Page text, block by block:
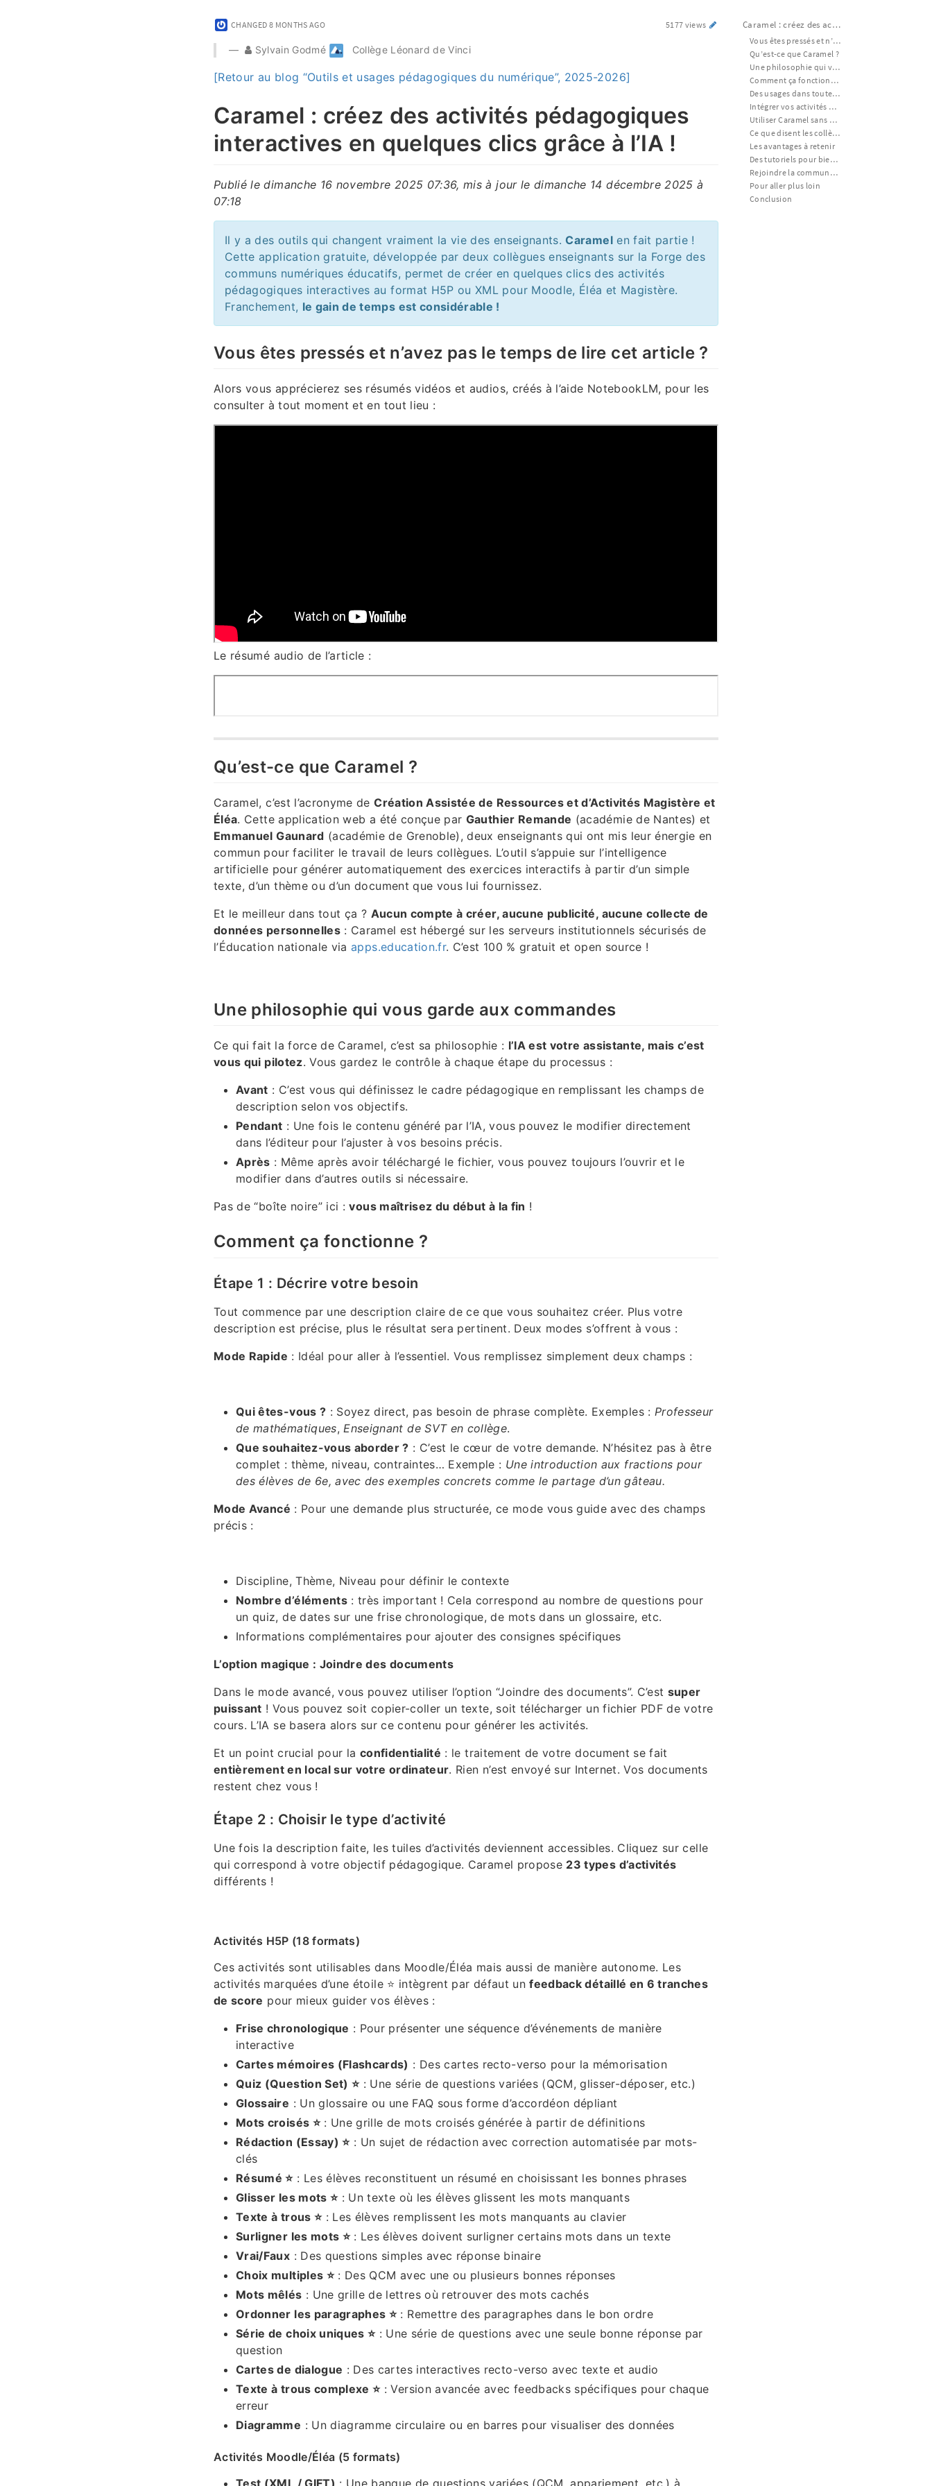
CHANGED 8 MONTHS AGO 5177 views
Sylvain Godmé Collège Léonard de Vinci
[Retour au blog “Outils et usages pédagogiques du numérique”, 2025-2026]
Caramel : créez des activités pédagogiques
interactives en quelques clics grâce à l’IA !
Publié le dimanche 16 novembre 2025 07:36, mis à jour le dimanche 14 décembre 2025 à
07:18
Il y a des outils qui changent vraiment la vie des enseignants.Caramelen fait partie !
Cette application gratuite, développée par deux collègues enseignants sur la Forge des
communs numériques éducatifs, permet de créer en quelques clics des activités
pédagogiques interactives au format H5P ou XML pour Moodle, Éléa et Magistère.
Franchement, le gain de temps est considérable !
Vous êtes pressés et n’avez pas le temps de lire cet article ?
Alors vous apprécierez ses résumés vidéos et audios, créés à l’aide NotebookLM, pour les
consulter à tout moment et en tout lieu :
Le résumé audio de l’article :
Qu’est-ce que Caramel ?
Caramel, c’est l’acronyme deCréation Assistée de Ressources et d’Activités Magistère et
Éléa. Cette application web a été conçue par Gauthier Remande (académie de Nantes) et
Emmanuel Gaunard (académie de Grenoble), deux enseignants qui ont mis leur énergie en
commun pour faciliter le travail de leurs collègues. L’outil s’appuie sur l’intelligence
artificielle pour générer automatiquement des exercices interactifs à partir d’un simple
texte, d’un thème ou d’un document que vous lui fournissez.
Et le meilleur dans tout ça ? Aucun compte à créer, aucune publicité, aucune collecte de
données personnelles : Caramel est hébergé sur les serveurs institutionnels sécurisés de
l’Éducation nationale viaapps.education.fr. C’est 100 % gratuit et open source !
Une philosophie qui vous garde aux commandes
Ce qui fait la force de Caramel, c’est sa philosophie : l’IA est votre assistante, mais c’est
vous qui pilotez. Vous gardez le contrôle à chaque étape du processus :
Avant : C’est vous qui définissez le cadre pédagogique en remplissant les champs de
description selon vos objectifs.
Pendant : Une fois le contenu généré par l’IA, vous pouvez le modifier directement
dans l’éditeur pour l’ajuster à vos besoins précis.
Après : Même après avoir téléchargé le fichier, vous pouvez toujours l’ouvrir et le
modifier dans d’autres outils si nécessaire.
Pas de “boîte noire” ici :vous maîtrisez du début à la fin !
Comment ça fonctionne ?
Étape 1 : Décrire votre besoin
Tout commence par une description claire de ce que vous souhaitez créer. Plus votre
description est précise, plus le résultat sera pertinent. Deux modes s’offrent à vous :
Mode Rapide : Idéal pour aller à l’essentiel. Vous remplissez simplement deux champs :
Qui êtes-vous ? : Soyez direct, pas besoin de phrase complète. Exemples : Professeur
de mathématiques, Enseignant de SVT en collège.
Que souhaitez-vous aborder ? : C’est le cœur de votre demande. N’hésitez pas à être
complet : thème, niveau, contraintes… Exemple : Une introduction aux fractions pour
des élèves de 6e, avec des exemples concrets comme le partage d’un gâteau.
Mode Avancé : Pour une demande plus structurée, ce mode vous guide avec des champs
précis :
Discipline, Thème, Niveau pour définir le contexte
Nombre d’éléments: très important ! Cela correspond au nombre de questions pour
un quiz, de dates sur une frise chronologique, de mots dans un glossaire, etc.
Informations complémentaires pour ajouter des consignes spécifiques
L’option magique : Joindre des documents
Dans le mode avancé, vous pouvez utiliser l’option “Joindre des documents”. C’est super
puissant ! Vous pouvez soit copier-coller un texte, soit télécharger un fichier PDF de votre
cours. L’IA se basera alors sur ce contenu pour générer les activités.
Et un point crucial pour la confidentialité : le traitement de votre document se fait
entièrement en local sur votre ordinateur. Rien n’est envoyé sur Internet. Vos documents
restent chez vous !
Étape 2 : Choisir le type d’activité
Une fois la description faite, les tuiles d’activités deviennent accessibles. Cliquez sur celle
qui correspond à votre objectif pédagogique. Caramel propose 23 types d’activités
différents !
Activités H5P (18 formats)
Ces activités sont utilisables dans Moodle/Éléa mais aussi de manière autonome. Les
activités marquées d’une étoile ⭐ intègrent par défaut unfeedback détaillé en 6 tranches
de score pour mieux guider vos élèves :
Frise chronologique : Pour présenter une séquence d’événements de manière
interactive
Cartes mémoires (Flashcards) : Des cartes recto-verso pour la mémorisation
Quiz (Question Set) ⭐: Une série de questions variées (QCM, glisser-déposer, etc.)
Glossaire : Un glossaire ou une FAQ sous forme d’accordéon dépliant
Mots croisés ⭐: Une grille de mots croisés générée à partir de définitions
Rédaction (Essay) ⭐: Un sujet de rédaction avec correction automatisée par mots-
clés
Résumé ⭐: Les élèves reconstituent un résumé en choisissant les bonnes phrases
Glisser les mots ⭐: Un texte où les élèves glissent les mots manquants
Texte à trous ⭐: Les élèves remplissent les mots manquants au clavier
Surligner les mots ⭐: Les élèves doivent surligner certains mots dans un texte
Vrai/Faux : Des questions simples avec réponse binaire
Choix multiples ⭐: Des QCM avec une ou plusieurs bonnes réponses
Mots mêlés : Une grille de lettres où retrouver des mots cachés
Ordonner les paragraphes ⭐: Remettre des paragraphes dans le bon ordre
Série de choix uniques ⭐: Une série de questions avec une seule bonne réponse par
question
Cartes de dialogue : Des cartes interactives recto-verso avec texte et audio
Texte à trous complexe ⭐: Version avancée avec feedbacks spécifiques pour chaque
erreur
Diagramme : Un diagramme circulaire ou en barres pour visualiser des données
Activités Moodle/Éléa (5 formats)
Test (XML / GIFT) : Une banque de questions variées (QCM, appariement, etc.) à
Caramel : créez des activités pédagogiques interactives en quelques clics grâce à l’IA !
Vous êtes pressés et n’avez pas le temps de lire cet article ?
Qu’est-ce que Caramel ?
Une philosophie qui vous garde aux commandes
Comment ça fonctionne ?
Des usages dans toutes les disciplines
Intégrer vos activités dans Moodle/Éléa : mode d’emploi complet
Utiliser Caramel sans Moodle ni Éléa
Ce que disent les collègues enseignants
Les avantages à retenir
Des tutoriels pour bien démarrer
Rejoindre la communauté Caramel
Pour aller plus loin
Conclusion